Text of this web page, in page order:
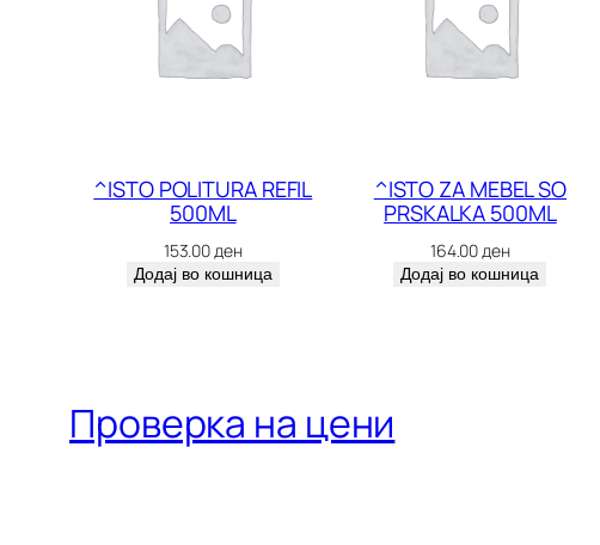
^ISTO POLITURA REFIL
500ML
153.00 ден
Додај во кошница
^ISTO ZA MEBEL SO
PRSKALKA 500ML
164.00 ден
Додај во кошница
Проверка на цени